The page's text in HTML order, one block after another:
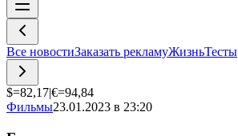
Все новостиЗаказать рекламуЖизньТесты
$=82,17|€=94,84
Фильмы23.01.2023 в 23:20